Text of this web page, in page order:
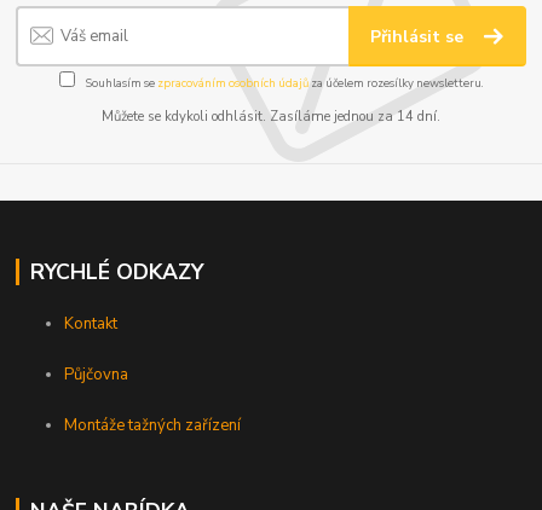
Přihlásit se
Souhlasím se zpracováním osobních údajůza účelem rozesílky newsletteru.
Můžete se kdykoli odhlásit. Zasíláme jednou za 14 dní.
RYCHLÉ ODKAZY
Kontakt
Půjčovna
Montáže tažných zařízení